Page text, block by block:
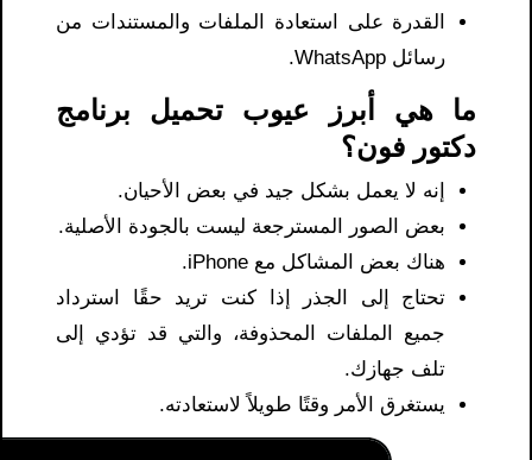
القدرة على استعادة الملفات والمستندات من
رسائل WhatsApp.
ما هي أبرز عيوب تحميل برنامج
دكتور فون؟
إنه لا يعمل بشكل جيد في بعض الأحيان.
بعض الصور المسترجعة ليست بالجودة الأصلية.
هناك بعض المشاكل مع iPhone.
تحتاج إلى الجذر إذا كنت تريد حقًا استرداد
جميع الملفات المحذوفة، والتي قد تؤدي إلى
تلف جهازك.
يستغرق الأمر وقتًا طويلاً لاستعادته.